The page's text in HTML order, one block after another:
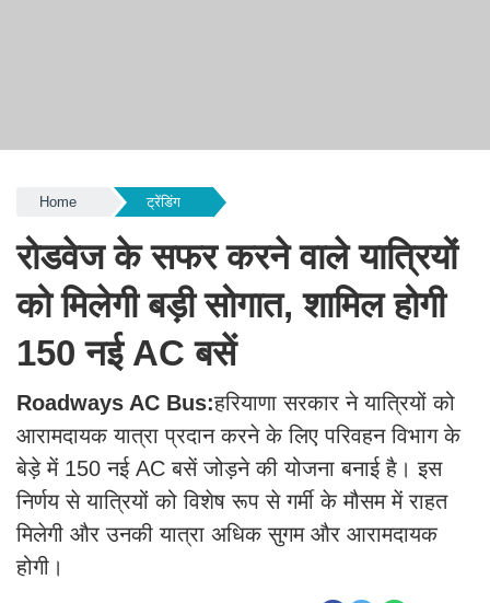
Home ट्रेंडिंग
रोडवेज के सफर करने वाले यात्रियों
को मिलेगी बड़ी सोगात, शामिल होगी
150 नई AC बसें
Roadways AC Bus:हरियाणा सरकार ने यात्रियों को
आरामदायक यात्रा प्रदान करने के लिए परिवहन विभाग के
बेड़े में 150 नई AC बसें जोड़ने की योजना बनाई है। इस
निर्णय से यात्रियों को विशेष रूप से गर्मी के मौसम में राहत
मिलेगी और उनकी यात्रा अधिक सुगम और आरामदायक
होगी।